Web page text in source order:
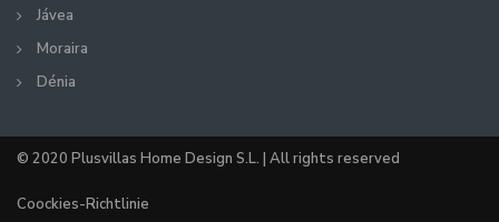
Jávea
Moraira
Dénia
© 2020 Plusvillas Home Design S.L. | All rights reserved
Coockies-Richtlinie